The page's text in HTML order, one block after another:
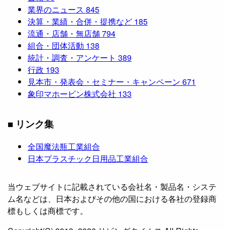
業界のニュース 845
決算・業績・合併・提携など 185
流通・店舗・無店舗794
組合・団体活動 138
統計・調査・アンケート 389
行政 193
見本市・発表会・セミナー・キャンペーン 671
象印マホービン株式会社 133
■ リンク集
全国魔法瓶工業組合
日本プラスチック日用品工業組合
当ウェブサイトに記載されている会社名・製品名・システ
ム名などは、日本およびその他の国における各社の登録商
標もしくは商標です。